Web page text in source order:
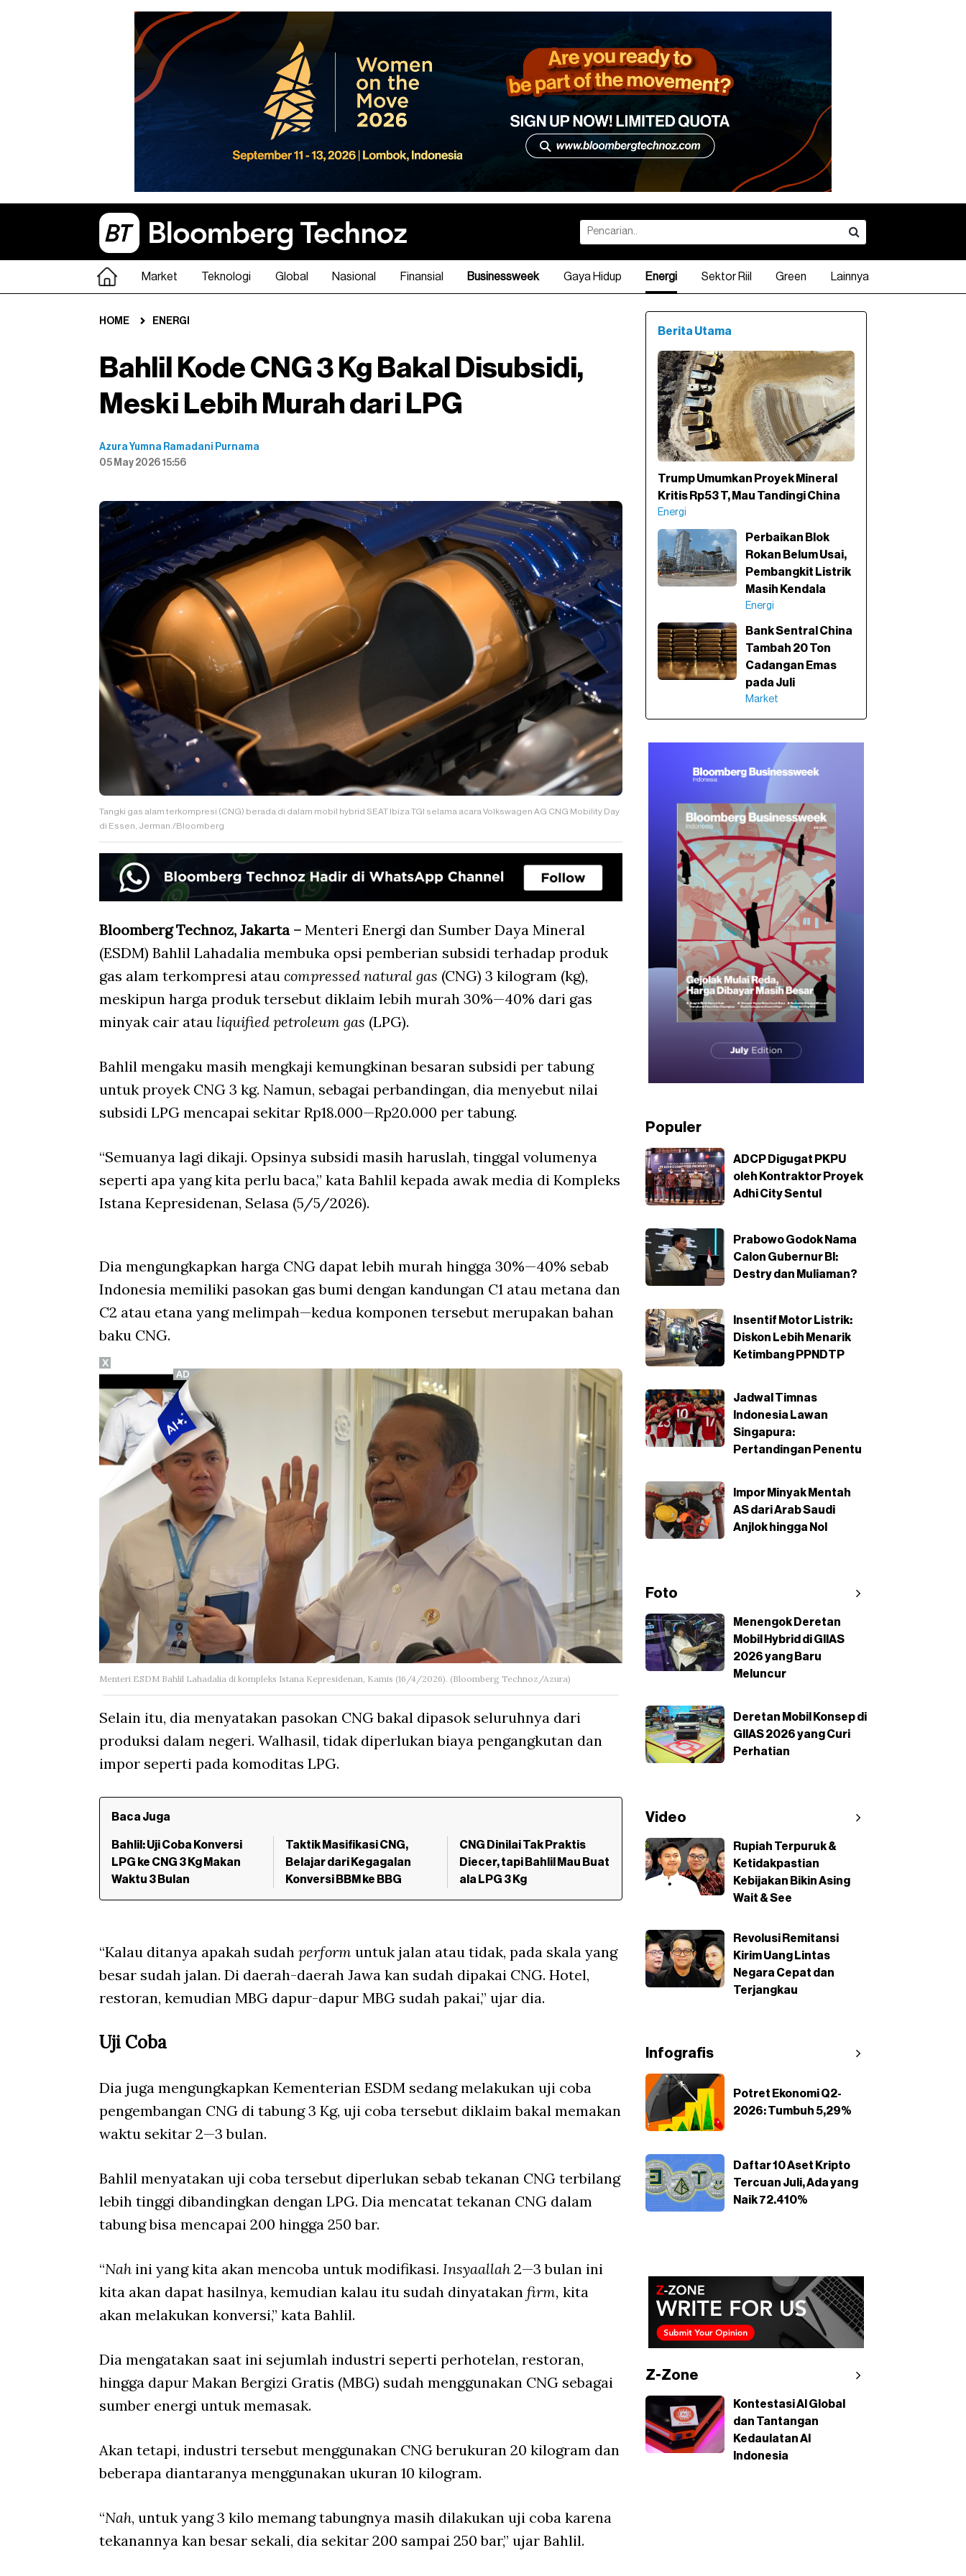
Market Teknologi Global Nasional Finansial Businessweek Gaya Hidup Energi Sektor Riil Green Lainnya
HOME ENERGI
Bahlil Kode CNG 3 Kg Bakal Disubsidi,
Meski Lebih Murah dari LPG
Azura Yumna Ramadani Purnama
05 May 2026 15:56
Tangki gas alam terkompresi (CNG) berada di dalam mobil hybrid SEAT Ibiza TGI selama acara Volkswagen AG CNG Mobility Day
di Essen, Jerman./Bloomberg
Bloomberg Technoz, Jakarta – Menteri Energi dan Sumber Daya Mineral
(ESDM) Bahlil Lahadalia membuka opsi pemberian subsidi terhadap produk
gas alam terkompresi atau compressed natural gas (CNG) 3 kilogram (kg),
meskipun harga produk tersebut diklaim lebih murah 30%—40% dari gas
minyak cair atau liquified petroleum gas (LPG).
Bahlil mengaku masih mengkaji kemungkinan besaran subsidi per tabung
untuk proyek CNG 3 kg. Namun, sebagai perbandingan, dia menyebut nilai
subsidi LPG mencapai sekitar Rp18.000—Rp20.000 per tabung.
“Semuanya lagi dikaji. Opsinya subsidi masih haruslah, tinggal volumenya
seperti apa yang kita perlu baca,” kata Bahlil kepada awak media di Kompleks
Istana Kepresidenan, Selasa (5/5/2026).
Dia mengungkapkan harga CNG dapat lebih murah hingga 30%—40% sebab
Indonesia memiliki pasokan gas bumi dengan kandungan C1 atau metana dan
C2 atau etana yang melimpah—kedua komponen tersebut merupakan bahan
baku CNG.
Menteri ESDM Bahlil Lahadalia di kompleks Istana Kepresidenan, Kamis (16/4/2026). (Bloomberg Technoz/Azura)
Selain itu, dia menyatakan pasokan CNG bakal dipasok seluruhnya dari
produksi dalam negeri. Walhasil, tidak diperlukan biaya pengangkutan dan
impor seperti pada komoditas LPG.
Baca Juga
Bahlil: Uji Coba Konversi
LPG ke CNG 3 Kg Makan
Waktu 3 Bulan
Taktik Masifikasi CNG,
Belajar dari Kegagalan
Konversi BBM ke BBG
CNG Dinilai Tak Praktis
Diecer, tapi Bahlil Mau Buat
ala LPG 3 Kg
“Kalau ditanya apakah sudah perform untuk jalan atau tidak, pada skala yang
besar sudah jalan. Di daerah-daerah Jawa kan sudah dipakai CNG. Hotel,
restoran, kemudian MBG dapur-dapur MBG sudah pakai,” ujar dia.
Uji Coba
Dia juga mengungkapkan Kementerian ESDM sedang melakukan uji coba
pengembangan CNG di tabung 3 Kg, uji coba tersebut diklaim bakal memakan
waktu sekitar 2—3 bulan.
Bahlil menyatakan uji coba tersebut diperlukan sebab tekanan CNG terbilang
lebih tinggi dibandingkan dengan LPG. Dia mencatat tekanan CNG dalam
tabung bisa mencapai 200 hingga 250 bar.
“Nah ini yang kita akan mencoba untuk modifikasi. Insyaallah 2—3 bulan ini
kita akan dapat hasilnya, kemudian kalau itu sudah dinyatakan firm, kita
akan melakukan konversi,” kata Bahlil.
Dia mengatakan saat ini sejumlah industri seperti perhotelan, restoran,
hingga dapur Makan Bergizi Gratis (MBG) sudah menggunakan CNG sebagai
sumber energi untuk memasak.
Akan tetapi, industri tersebut menggunakan CNG berukuran 20 kilogram dan
beberapa diantaranya menggunakan ukuran 10 kilogram.
“Nah, untuk yang 3 kilo memang tabungnya masih dilakukan uji coba karena
tekanannya kan besar sekali, dia sekitar 200 sampai 250 bar,” ujar Bahlil.
Berita Utama
Trump Umumkan Proyek Mineral
Kritis Rp53 T, Mau Tandingi China
Energi
Perbaikan Blok
Rokan Belum Usai,
Pembangkit Listrik
Masih Kendala
Energi
Bank Sentral China
Tambah 20 Ton
Cadangan Emas
pada Juli
Market
Populer
ADCP Digugat PKPU
oleh Kontraktor Proyek
Adhi City Sentul
Prabowo Godok Nama
Calon Gubernur BI:
Destry dan Muliaman?
Insentif Motor Listrik:
Diskon Lebih Menarik
Ketimbang PPNDTP
Jadwal Timnas
Indonesia Lawan
Singapura:
Pertandingan Penentu
Impor Minyak Mentah
AS dari Arab Saudi
Anjlok hingga Nol
Foto
Menengok Deretan
Mobil Hybrid di GIIAS
2026 yang Baru
Meluncur
Deretan Mobil Konsep di
GIIAS 2026 yang Curi
Perhatian
Video
Rupiah Terpuruk &
Ketidakpastian
Kebijakan Bikin Asing
Wait & See
Revolusi Remitansi
Kirim Uang Lintas
Negara Cepat dan
Terjangkau
Infografis
Potret Ekonomi Q2-
2026: Tumbuh 5,29%
Daftar 10 Aset Kripto
Tercuan Juli, Ada yang
Naik 72.410%
Z-Zone
Kontestasi AI Global
dan Tantangan
Kedaulatan AI
Indonesia
X